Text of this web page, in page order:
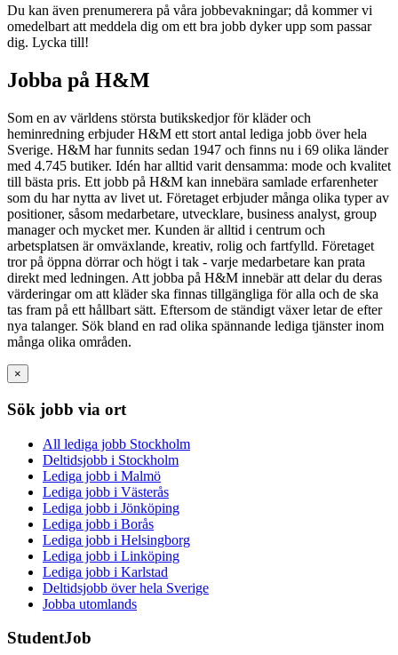
Du kan även prenumerera på våra jobbevakningar; då kommer vi
omedelbart att meddela dig om ett bra jobb dyker upp som passar
dig. Lycka till!
Jobba på H&M
Som en av världens största butikskedjor för kläder och
heminredning erbjuder H&M ett stort antal lediga jobb över hela
Sverige. H&M har funnits sedan 1947 och finns nu i 69 olika länder
med 4.745 butiker. Idén har alltid varit densamma: mode och kvalitet
till bästa pris. Ett jobb på H&M kan innebära samlade erfarenheter
som du har nytta av livet ut. Företaget erbjuder många olika typer av
positioner, såsom medarbetare, utvecklare, business analyst, group
manager och mycket mer. Kunden är alltid i centrum och
arbetsplatsen är omväxlande, kreativ, rolig och fartfylld. Företaget
tror på öppna dörrar och högt i tak - varje medarbetare kan prata
direkt med ledningen. Att jobba på H&M innebär att delar du deras
värderingar om att kläder ska finnas tillgängliga för alla och de ska
tas fram på ett hållbart sätt. Eftersom de ständigt växer letar de efter
nya talanger. Sök bland en rad olika spännande lediga tjänster inom
många olika områden.
×
Sök jobb via ort
All lediga jobb Stockholm
Deltidsjobb i Stockholm
Lediga jobb i Malmö
Lediga jobb i Västerås
Lediga jobb i Jönköping
Lediga jobb i Borås
Lediga jobb i Helsingborg
Lediga jobb i Linköping
Lediga jobb i Karlstad
Deltidsjobb över hela Sverige
Jobba utomlands
StudentJob